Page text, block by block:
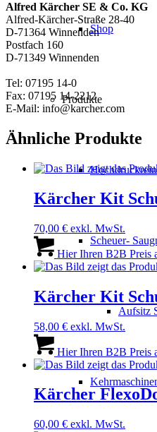
Shop
Produkte
Scheuer-
Aufsitz
Alfred Kärcher SE & Co. KG
Alfred-Kärcher-Straße 28-40
D-71364 Winnenden
Postfach 160
D-71349 Winnenden
Tel: 07195 14-0
Fax: 07195 14-2212
E-Mail: info@karcher.com
Ähnliche Produkte
Kärcher Kit
70,00 € exkl. MwSt.
Hier Ihren B2B Preis
Kärcher Kit
58,00 € exkl. MwSt.
Hier Ihren B2B Preis
Kärcher
60,00 € exkl. MwSt.